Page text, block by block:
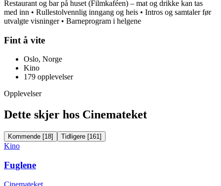
Restaurant og bar på huset (Filmkaféen) – mat og drikke kan tas
med inn • Rullestolvennlig inngang og heis • Intros og samtaler før
utvalgte visninger • Barneprogram i helgene
Fint å vite
Oslo, Norge
Kino
179 opplevelser
Opplevelser
Dette skjer hos Cinemateket
Kommende [18] Tidligere [161]
Kino
Fuglene
Cinemateket